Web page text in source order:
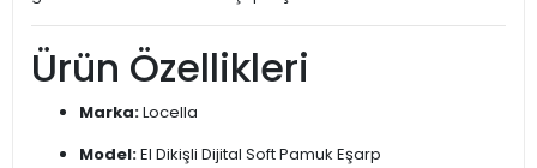
Ürün Özellikleri
Marka:Locella
Model:El Dikişli Dijital Soft Pamuk Eşarp